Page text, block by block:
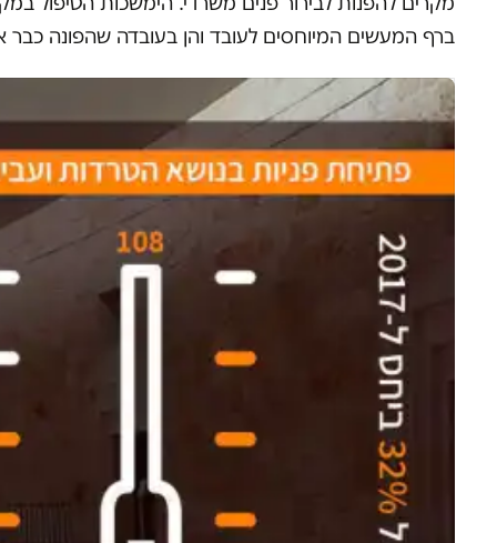
ברף המעשים המיוחסים לעובד והן בעובדה שהפונה